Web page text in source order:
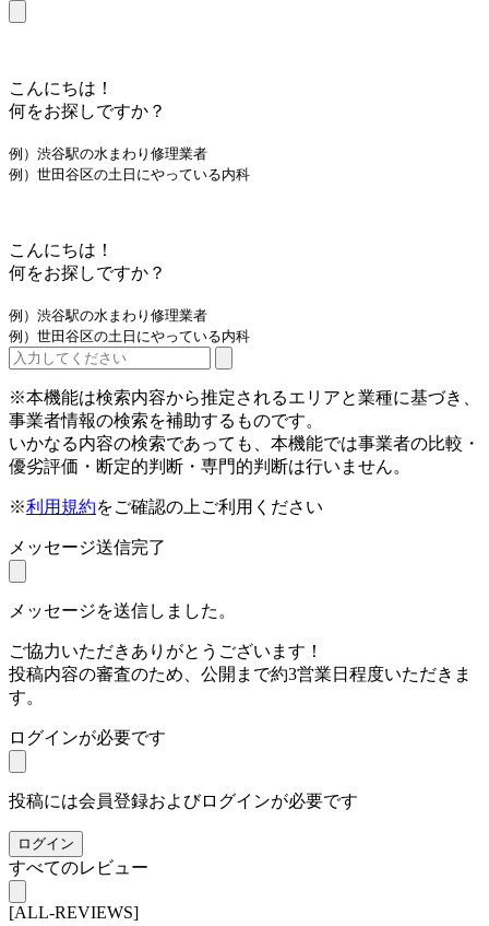
こんにちは！
何をお探しですか？
例）渋谷駅の水まわり修理業者
例）世田谷区の土日にやっている内科
こんにちは！
何をお探しですか？
例）渋谷駅の水まわり修理業者
例）世田谷区の土日にやっている内科
※本機能は検索内容から推定されるエリアと業種に基づき、
事業者情報の検索を補助するものです。
いかなる内容の検索であっても、本機能では事業者の比較・
優劣評価・断定的判断・専門的判断は行いません。
※利用規約をご確認の上ご利用ください
メッセージ送信完了
メッセージを送信しました。
ご協力いただきありがとうございます！
投稿内容の審査のため、公開まで約3営業日程度いただきま
す。
ログインが必要です
投稿には会員登録およびログインが必要です
ログイン
すべてのレビュー
[ALL-REVIEWS]